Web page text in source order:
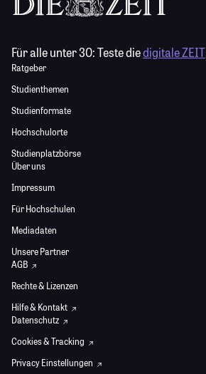
Für alle unter 30:Teste diedigitale ZEIT
Ratgeber
Studienthemen
Studienformate
Hochschulorte
Studienplatzbörse
Über uns
Impressum
Für Hochschulen
Mediadaten
Unsere Partner
AGB
Rechte & Lizenzen
Hilfe & Kontakt
Datenschutz
Cookies & Tracking
Privacy Einstellungen